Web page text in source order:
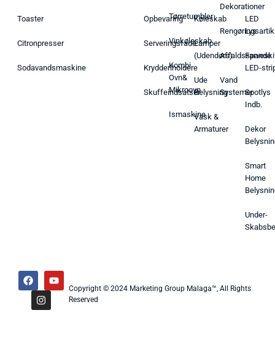
Toaster
Citronpresser
Sodavandsmaskine
Opbevaring
Serveringsfade
Krydderiholdere
Skuffeindsatser
Tørretumbler
Vinkøleskab
Kombi
Ovn&
Mikroovn
Ismaskine
Køleskab
Lamper
(Udendørs)
Ude
Belysning
Vask &
Armaturer
Dekorationer
Affaldsspande
Vand
Systemer
LED
Lys
LED-
Spotlys
Indb.
Dekor
Smart
Home
Under-
Copyright © 2024 Marketing Group Malaga™, All Rights
Reserved